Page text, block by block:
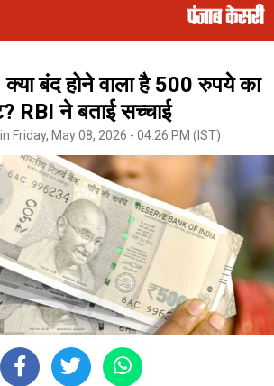
क्या बंद होने वाला है 500 रुपये का
RBI ने बताई सच्चाई
Friday, May 08, 2026 - 04:26 PM (IST)